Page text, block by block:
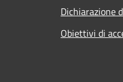
Dichiarazione
Obiettivi di